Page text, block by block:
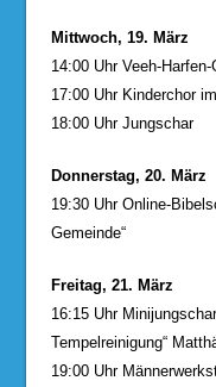
Mittwoch, 19. März
14:00 Uhr Veeh-Harfen-
17:00 Uhr Kinderchor
18:00 Uhr Jungschar
Donnerstag, 20. März
19:30 Uhr Online-
Gemeinde“
Freitag, 21. März
16:15 Uhr
Tempelreinigung“
19:00 Uhr